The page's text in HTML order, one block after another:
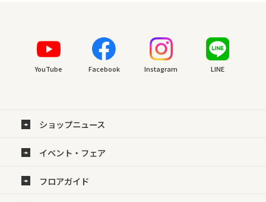
YouTube Facebook Instagram LINE
ショップニュース
イベント・フェア
フロアガイド